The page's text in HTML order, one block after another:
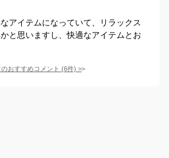
アイテムになっていて、リラックス
と思いますし、快適なアイテムとお
おすすめコメント (6件) >